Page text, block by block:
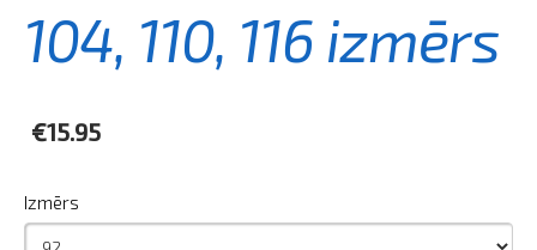
104, 110, 116 izmērs
€15.95
Izmērs